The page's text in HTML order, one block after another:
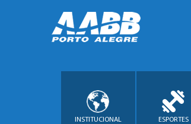
INSTITUCIONAL ESPORTES